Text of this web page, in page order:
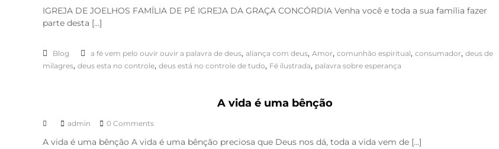
e
IGREJA DE JOELHOS FAMÍLIA DE PÉ IGREJA DA GRAÇA CONCÓRDIA Venha você e toda a sua família fazer
parte desta […]
Blog a fé vem pelo ouvir ouvir a palavra de deus, aliança com deus, Amor, comunhão espiritual, consumador, deus de
milagres, deus esta no controle, deus está no controle de tudo, Fé ilustrada, palavra sobre esperança
A vida é uma bênção
admin 0 Comments
A vida é uma bênção A vida é uma bênção preciosa que Deus nos dá, toda a vida vem de […]